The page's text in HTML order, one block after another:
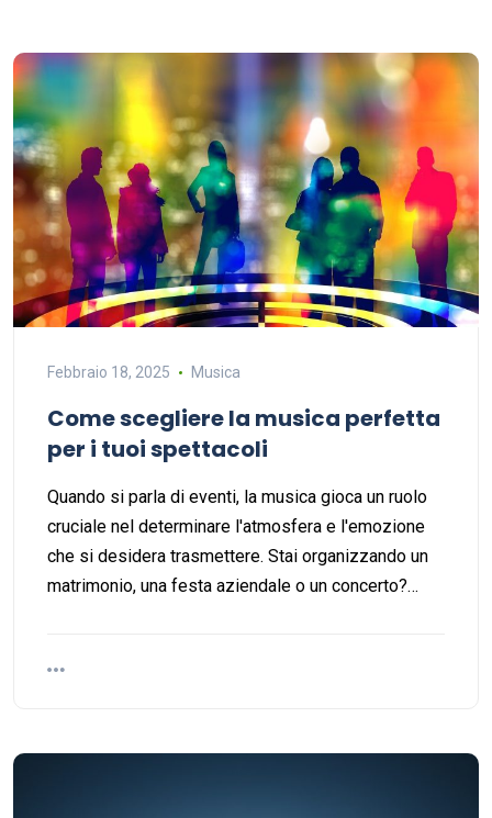
Febbraio 18, 2025 Musica
Come scegliere la musica perfetta
per i tuoi spettacoli
Quando si parla di eventi, la musica gioca un ruolo
cruciale nel determinare l'atmosfera e l'emozione
che si desidera trasmettere. Stai organizzando un
matrimonio, una festa aziendale o un concerto?…